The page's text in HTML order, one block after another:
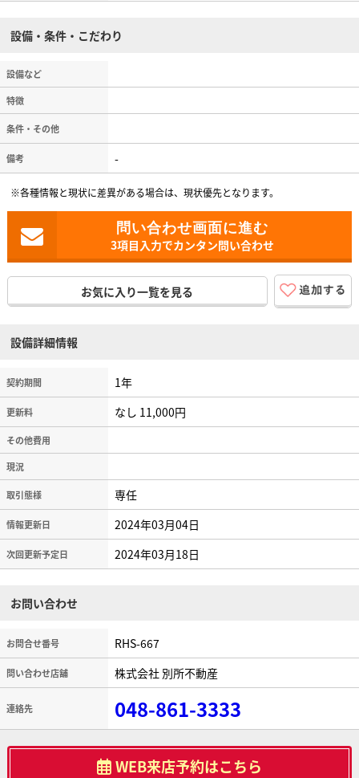
設備・条件・こだわり
設備など
特徴
条件・その他
備考 -
※各種情報と現状に差異がある場合は、現状優先となります。
3項目入力でカンタン問い合わせ
お気に入り一覧を見る
設備詳細情報
契約期間 1年
更新料 なし 11,000円
その他費用
現況
取引態様 専任
情報更新日 2024年03月04日
次回更新予定日 2024年03月18日
お問い合わせ
お問合せ番号 RHS-667
問い合わせ店舗 株式会社 別所不動産
連絡先 048-861-3333
WEB来店予約はこちら